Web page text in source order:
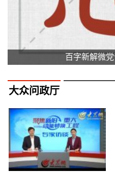
百字新解微
大众问政厅